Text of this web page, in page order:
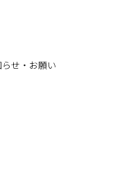
せ・お願い